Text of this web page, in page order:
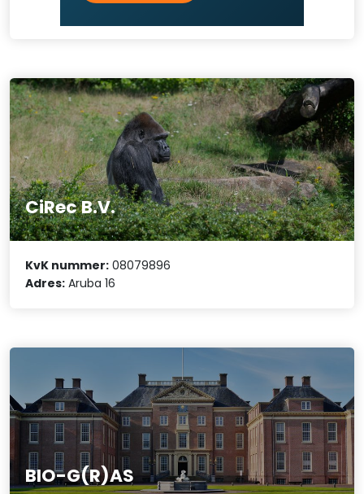
CiRec B.V.
KvK nummer: 08079896
Adres: Aruba 16
BIO-G(R)AS